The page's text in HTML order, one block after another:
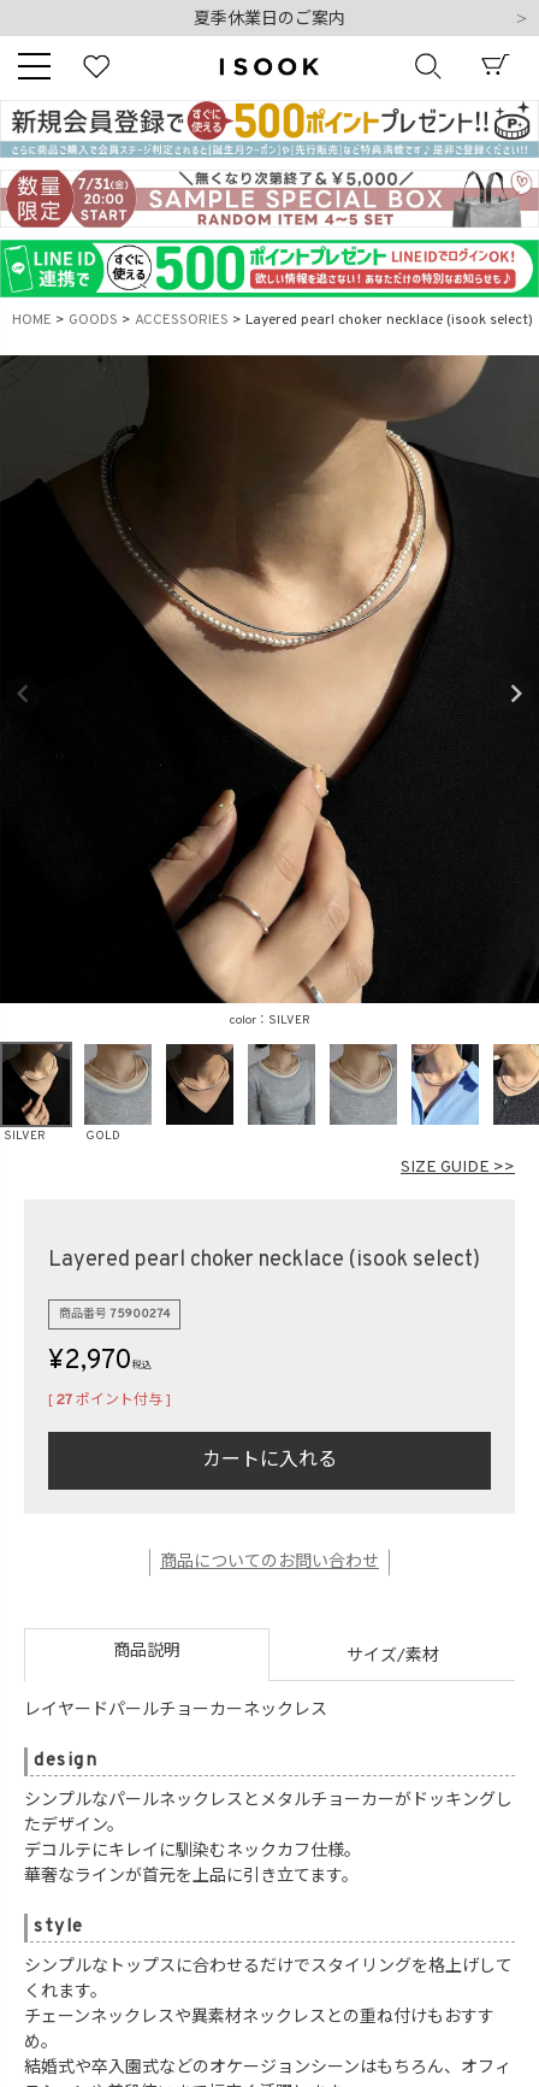
夏季休業日のご案内
10,000円以上ご購入で送料無料
新規会員登録でもれなく500ポイントプレゼント
夏季休業日のご案内
令和8年熊本地震の影響によるお荷物のお届けについて
キーワード
商品番号
販売タイプ
新着 再入荷 SALE
ORIGINAL HIT ITEM
在庫なし商品
表示する
HOME GOODS ACCESSORIES Layered pearl choker necklace (isook select)
SILVER
SILVER GOLD
SIZE GUIDE >>
Layered pearl choker necklace (isook select)
商品番号 75900274
¥2,970 税込
[27ポイント付与 ]
カートに入れる
商品についてのお問い合わせ
商品説明 サイズ/素材
レイヤードパールチョーカーネックレス
design
シンプルなパールネックレスとメタルチョーカーがドッキングし
たデザイン。
デコルテにキレイに馴染むネックカフ仕様。
華奢なラインが首元を上品に引き立てます。
style
シンプルなトップスに合わせるだけでスタイリングを格上げして
くれます。
チェーンネックレスや異素材ネックレスとの重ね付けもおすす
め。
結婚式や卒入園式などのオケージョンシーンはもちろん、オフィ